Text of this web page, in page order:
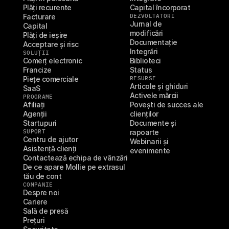
Plăți recurente
Facturare
Capital
Plăți de ieșire
Acceptare și risc
SOLUȚII
Comerț electronic
Francize
Piețe comerciale
SaaS
PROGRAME
Afiliați
Agenții
Startupuri
SUPORT
Centru de ajutor
Asistență clienți
Contactează echipa de vânzări
De ce apare Mollie pe extrasul
tău de cont
COMPANIE
Despre noi
Cariere
Sală de presă
Prețuri
Capital încorporat
DEZVOLTATORI
Jurnal de
modificări
Documentație
Integrări
Biblioteci
Status
RESURSE
Articole și ghiduri
Activele mărcii
Povești de succes ale
clienților
Documente și
rapoarte
Webinarii și
evenimente